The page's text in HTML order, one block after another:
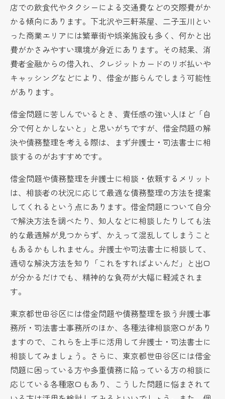
店での飲食代やタクシーによる交通費などの交際費がか
かる傾向にあります。下北沢や三軒茶屋、二子玉川とい
った商業エリアには繁華街や娯楽施設も多く、何かと出
費がかさみやすい環境が身近にあります。その結果、消
費者金融からの借入れ、クレジットカードのリボ払いや
キャッシングなどにより、借金が膨らんでしまう可能性
があります。
借金問題に苦しんでいるとき、責任感の強い人ほど「自
分で何とかしないと」と思いがちですが、借金問題の解
決や債務整理を考える際は、まず弁護士・司法書士に相
談するのがおすすめです。
借金問題や債務整理を弁護士に相談・依頼するメリット
は、相談者の状況に応じて最適な債務整理の方法を提案
してくれるという点にあります。借金問題について自分
で解決方法を調べたり、知人などに相談したりしても法
的な最適解が見つからず、かえって混乱してしまうこと
もあるかもしれません。弁護士や司法書士に相談して、
適切な解決方法を知り「これをすればよいんだ」と出口
が分かるだけでも、精神的な負荷が大幅に軽減されま
す。
東京都世田谷区には借金問題や債務整理を扱う弁護士事
務所・司法書士事務所のほか、各種法律相談窓口があり
ますので、これらを上手に活用して弁護士・司法書士に
相談してみましょう。さらに、東京都世田谷区には借金
問題に困っている方や多重債務に陥っている方の相談に
応じている各種窓口もあり、こうした問題に悩まされて